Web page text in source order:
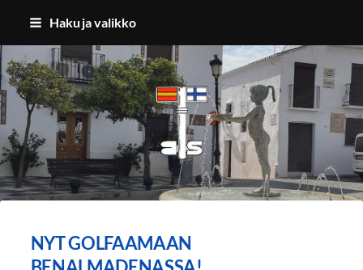
Siirry
sisältöön
Haku ja valikko
Benalmadenan Suomalaiset ry
NYT GOLFAAMAAN